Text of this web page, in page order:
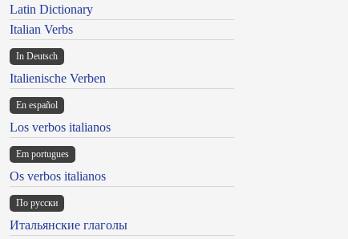
Latin Dictionary
Italian Verbs
In Deutsch
Italienische Verben
En español
Los verbos italianos
Em portugues
Os verbos italianos
По русски
Итальянские глаголы